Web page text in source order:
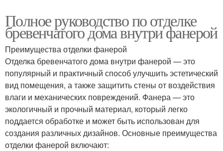
Полное руководство по отделке
бревенчатого дома внутри фанерой
Преимущества отделки фанерой
Отделка бревенчатого дома внутри фанерой — это
популярный и практичный способ улучшить эстетический
вид помещения, а также защитить стены от воздействия
влаги и механических повреждений. Фанера — это
экологичный и прочный материал, который легко
поддается обработке и может быть использован для
создания различных дизайнов. Основные преимущества
отделки фанерой включают: